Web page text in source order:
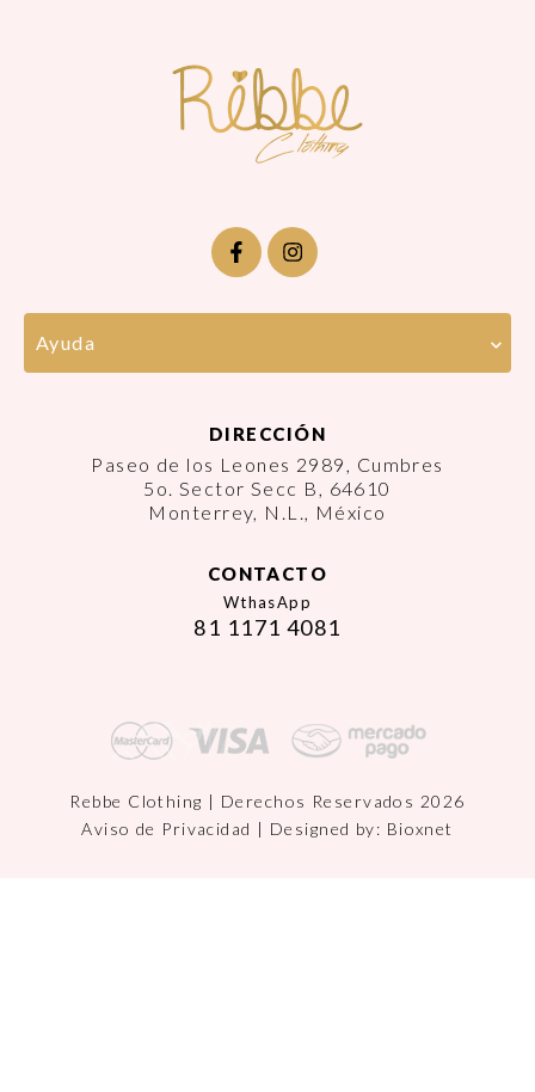
Ayuda
DIRECCIÓN
Paseo de los Leones 2989, Cumbres
5o. Sector Secc B, 64610
Monterrey, N.L., México
CONTACTO
WthasApp
81 1171 4081
Rebbe Clothing | Derechos Reservados 2026
Aviso de Privacidad | Designed by: Bioxnet